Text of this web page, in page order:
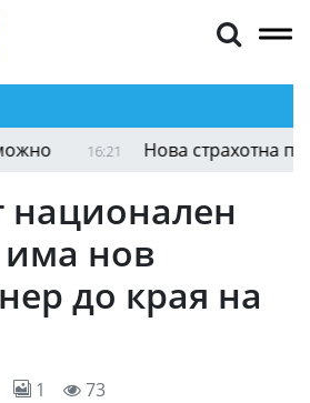
С много работа и
национален
нов
до края на
1 73